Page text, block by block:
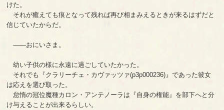
けた。
それが癒えても痕となって残れば再び相まみえるときが来るはずだと
信じていたからだ。
――おにいさま。
幼い子供の様に永遠に過ごしていたかった。
それでも『クラリーチェ・カヴァッツァ(p3p000236)』であった彼女
は応えを選び取った。
怠惰の冠位魔種カロン・アンテノーラは『自身の権能』を部下へと分
け与えることが出来るらしい。